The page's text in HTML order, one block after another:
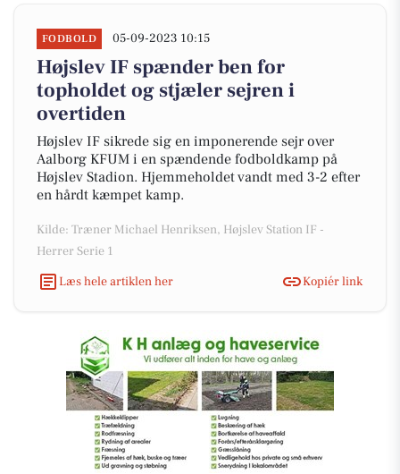
FODBOLD 05-09-2023 10:15
Højslev IF spænder ben for
topholdet og stjæler sejren i
overtiden
Højslev IF sikrede sig en imponerende sejr over
Aalborg KFUM i en spændende fodboldkamp på
Højslev Stadion. Hjemmeholdet vandt med 3-2 efter
en hårdt kæmpet kamp.
Kilde: Træner Michael Henriksen, Højslev Station IF -
Herrer Serie 1
Læs hele artiklen her
Kopiér link